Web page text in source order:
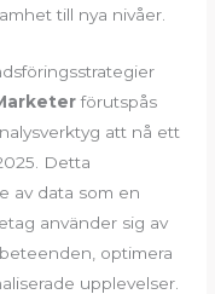
till nya nivåer.
förutspås
att nå ett
Detta
av data som en
använder sig av
optimera
upplevelser.